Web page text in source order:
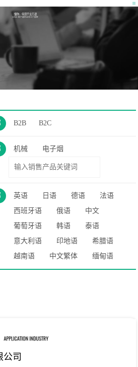
懂你，何须千言万语
32500+客户遍布全球35个国家
B2B B2C
机械 电子烟
英语 日语 德语
法语
西班牙语
俄语
中文
葡萄牙语
韩语
泰语
意大利语
印地语
希腊语
越南语
中文繁体 缅甸语
司